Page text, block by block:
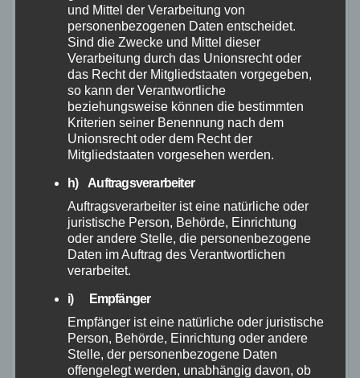
Während Sie auf die Verfügbarkeit des
Riverside Touring 920 warten, können Sie sich
in der Zwischenzeit über alternative Optionen
informieren oder andere Modelle erkunden, die
Ihren Anforderungen entsprechen könnten.
Halten Sie sich über die neuesten Updates zur
Verfügbarkeit des Riverside Touring 920 auf
dem Laufenden, indem Sie die offizielle
Decathlon-Website besuchen oder sich an
Ihren nächstgelegenen Decathlon Store
wenden. Wir hoffen, dass Sie bald Ihr eigenes
Riverside Touring 920 in den Händen halten
können, um unvergessliche Abenteuer zu
erleben.
Fazit
und Mittel der Verarbeitung von
personenbezogenen Daten entscheidet.
Sind die Zwecke und Mittel dieser
Verarbeitung durch das Unionsrecht oder
das Recht der Mitgliedstaaten vorgegeben,
so kann der Verantwortliche
beziehungsweise können die bestimmten
Kriterien seiner Benennung nach dem
Unionsrecht oder dem Recht der
Mitgliedstaaten vorgesehen werden.
h) Auftragsverarbeiter
Auftragsverarbeiter ist eine natürliche oder
juristische Person, Behörde, Einrichtung
oder andere Stelle, die personenbezogene
Daten im Auftrag des Verantwortlichen
verarbeitet.
i) Empfänger
Empfänger ist eine natürliche oder juristische
Person, Behörde, Einrichtung oder andere
Stelle, der personenbezogene Daten
offengelegt werden, unabhängig davon, ob